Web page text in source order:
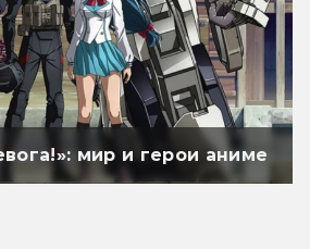
мир и герои аниме